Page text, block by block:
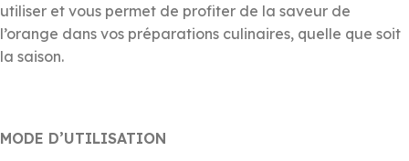
utiliser et vous permet de profiter de la saveur de
l’orange dans vos préparations culinaires, quelle que soit
la saison.
MODE D’UTILISATION